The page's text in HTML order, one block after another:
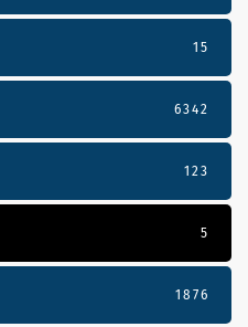
15
6342
123
5
1876